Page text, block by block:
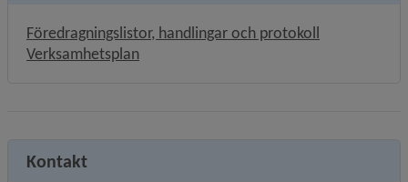
Föredragningslistor, handlingar och protokoll
Verksamhetsplan
Kontakt